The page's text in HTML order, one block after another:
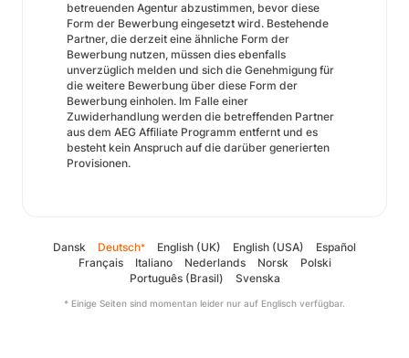
betreuenden Agentur abzustimmen, bevor diese
Form der Bewerbung eingesetzt wird. Bestehende
Partner, die derzeit eine ähnliche Form der
Bewerbung nutzen, müssen dies ebenfalls
unverzüglich melden und sich die Genehmigung für
die weitere Bewerbung über diese Form der
Bewerbung einholen. Im Falle einer
Zuwiderhandlung werden die betreffenden Partner
aus dem AEG Affiliate Programm entfernt und es
besteht kein Anspruch auf die darüber generierten
Provisionen.
Dansk Deutsch* English (UK) English (USA)
Español
Français
Italiano Nederlands Norsk
Polski
Português (Brasil)
Svenska
* Einige Seiten sind momentan leider nur auf Englisch verfügbar.